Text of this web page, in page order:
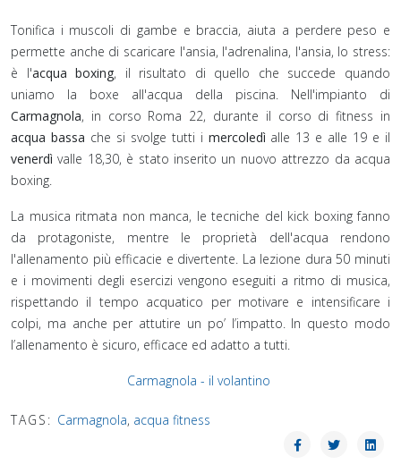
Tonifica i muscoli di gambe e braccia, aiuta a perdere peso e
permette anche di scaricare l'ansia, l'adrenalina, l'ansia, lo stress:
è l'acqua boxing, il risultato di quello che succede quando
uniamo la boxe all'acqua della piscina. Nell'impianto di
Carmagnola, in corso Roma 22, durante il corso di fitness in
acqua bassa che si svolge tutti i mercoledìalle 13 e alle 19 e il
venerdì valle 18,30, è stato inserito un nuovo attrezzo da acqua
boxing.
La musica ritmata non manca, le tecniche del kick boxing fanno
da protagoniste, mentre le proprietà dell'acqua rendono
l'allenamento più efficacie e divertente. La lezione dura 50 minuti
e i movimenti degli esercizi vengono eseguiti a ritmo di musica,
rispettando il tempo acquatico per motivare e intensificare i
colpi, ma anche per attutire un po’ l’impatto. In questo modo
l’allenamento è sicuro, efficace ed adatto a tutti.
Carmagnola - il volantino
TAGS: Carmagnola, acqua fitness